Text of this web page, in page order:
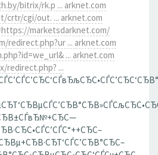
bitrix/rk.p ... arknet.com
cgi/out. ... arknet.com
marketsdarknet.com/
redirect.php?ur ... arknet.com
... arknet.com
redirect.php? ...